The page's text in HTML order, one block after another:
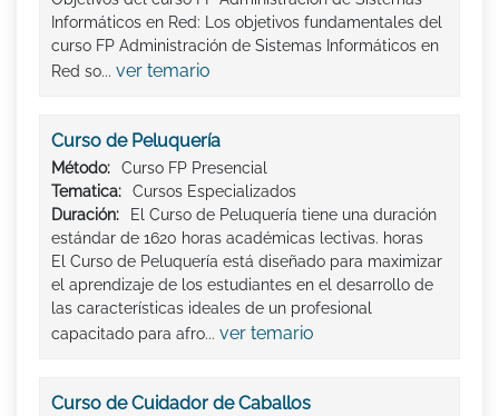
Informáticos en Red: Los objetivos fundamentales del
curso FP Administración de Sistemas Informáticos en
Red so... ver temario
Curso de Peluquería
Método:
Curso FP Presencial
Tematica:
Cursos Especializados
Duración:
El Curso de Peluquería tiene una duración
estándar de 1620 horas académicas lectivas. horas
El Curso de Peluquería está diseñado para maximizar
el aprendizaje de los estudiantes en el desarrollo de
las características ideales de un profesional
capacitado para afro... ver temario
Curso de Cuidador de Caballos